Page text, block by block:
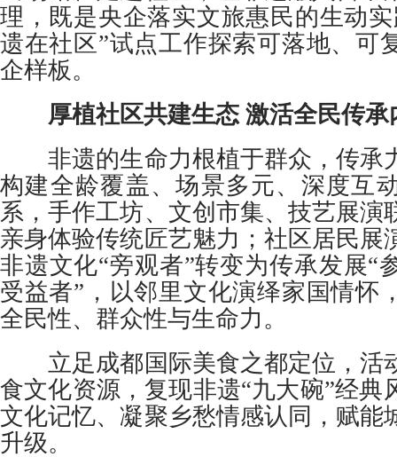
理，既是央企落实文旅惠民的生动
遗在社区”试点工作探索可落地、可
企样板。
厚植社区共建生态 激活全民传承
非遗的生命力根植于群众，传承
构建全龄覆盖、场景多元、深度互
系，手作工坊、文创市集、技艺展演
亲身体验传统匠艺魅力；社区居民展
非遗文化“旁观者”转变为传承发展“
受益者”，以邻里文化演绎家国情怀
全民性、群众性与生命力。
立足成都国际美食之都定位，活
食文化资源，复现非遗“九大碗”经典
文化记忆、凝聚乡愁情感认同，赋能
升级。